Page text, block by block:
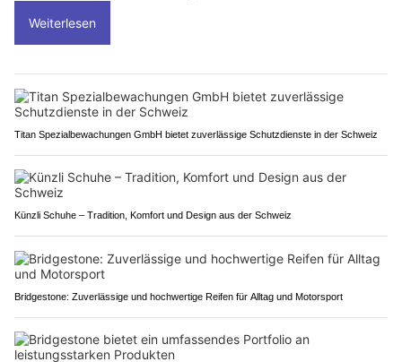
Weiterlesen
Titan Spezialbewachungen GmbH bietet zuverlässige Schutzdienste in der Schweiz
Künzli Schuhe – Tradition, Komfort und Design aus der Schweiz
Bridgestone: Zuverlässige und hochwertige Reifen für Alltag und Motorsport